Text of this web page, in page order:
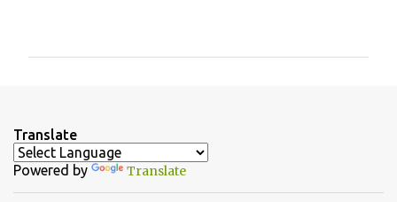
t
i
Translate
Powered by Translate